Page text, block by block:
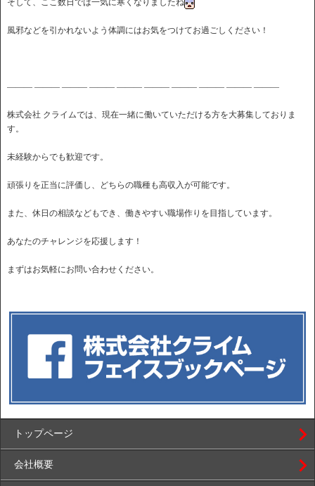
そして、ここ数日では一気に寒くなりましたね
風邪などを引かれないよう体調にはお気をつけてお過ごしください！
――― ――― ――― ――― ――― ――― ――― ――― ――― ―――
株式会社 クライムでは、現在一緒に働いていただける方を大募集しておりま
す。
未経験からでも歓迎です。
頑張りを正当に評価し、どちらの職種も高収入が可能です。
また、休日の相談などもでき、働きやすい職場作りを目指しています。
あなたのチャレンジを応援します！
まずはお気軽にお問い合わせください。
トップページ
会社概要